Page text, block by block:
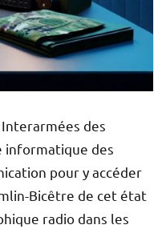
des
informatique des
pour y accéder
Bicêtre de cet état
radio dans les